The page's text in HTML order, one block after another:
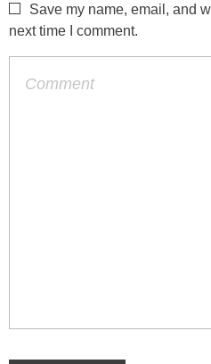
Save my name, email, and
next time I comment.